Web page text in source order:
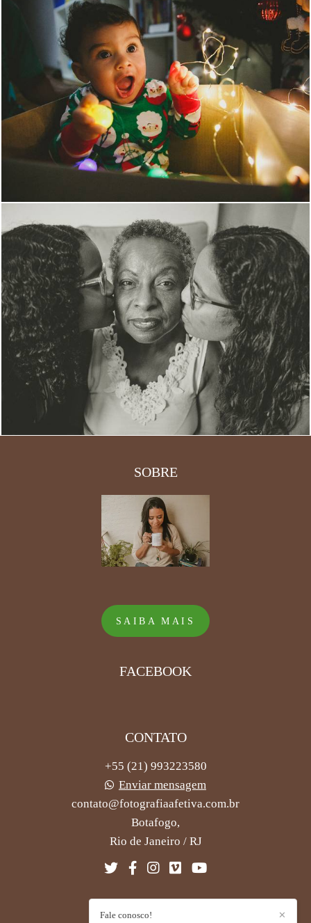
1428 0
1925 0
SOBRE
SAIBA MAIS
FACEBOOK
CONTATO
+55 (21) 993223580
Enviar mensagem
contato@fotografiaafetiva.com.br
Botafogo,
Rio de Janeiro / RJ
CONTATO ✕
Fale conosco!